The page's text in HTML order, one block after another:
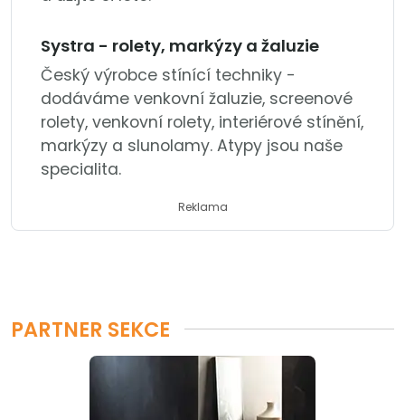
Systra - rolety, markýzy a žaluzie
Český výrobce stínící techniky -
dodáváme venkovní žaluzie, screenové
rolety, venkovní rolety, interiérové stínění,
markýzy a slunolamy. Atypy jsou naše
specialita.
Reklama
PARTNER SEKCE